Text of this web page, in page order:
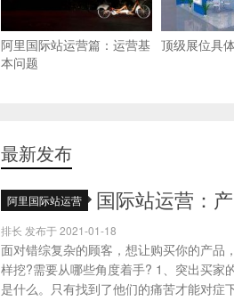
阿里国际站运营篇：运营基
本问题
顶级展位具
最新发布
阿里国际站运营 国际站运营：
排长 发布于 2021-01-18
面对错综复杂的顾客，想让购买你的产品
样挖?需要从哪些角度着手? 1、突出买家
是什么。只有找到了他们的痛苦才能对症